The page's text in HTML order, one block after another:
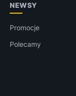
NEWSY
Promocje
Polecamy